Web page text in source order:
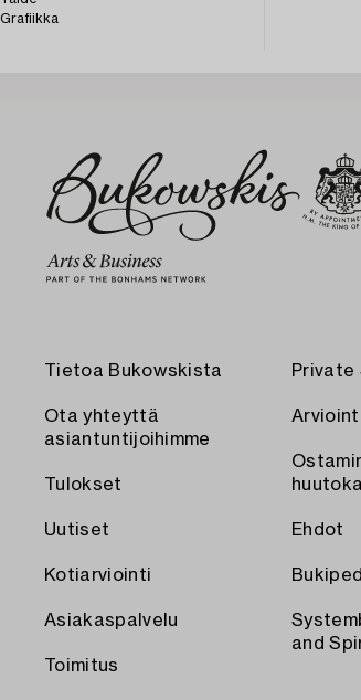
Grafiikka
Tietoa Bukowskista
Ota yhteyttä
asiantuntijoihimme
Tulokset
Uutiset
Kotiarviointi
Asiakaspalvelu
Toimitus
Private
Ehdot
and